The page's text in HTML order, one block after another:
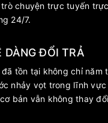
chuyện trực tuyến
24/7.
DÀNG ĐỔI TRẢ
đã tồn tại không chỉ năm
nhảy vọt trong lĩnh
bản vẫn không thay